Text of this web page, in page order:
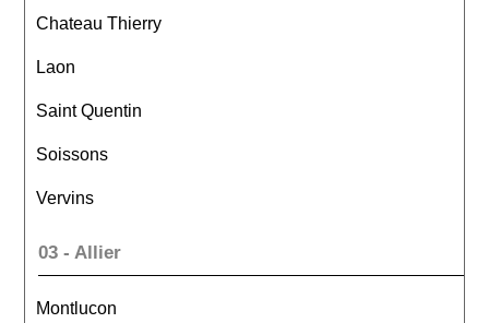
Chateau Thierry
Laon
Saint Quentin
Soissons
Vervins
03 - Allier
Montlucon